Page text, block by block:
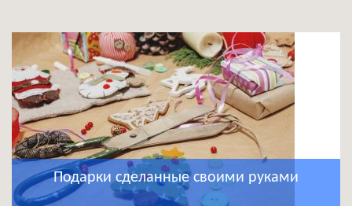
Подарки сделанные своими руками